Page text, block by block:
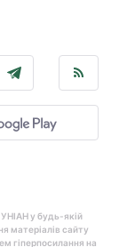
у будь-якій
матеріалів сайту
гіперпосилання на